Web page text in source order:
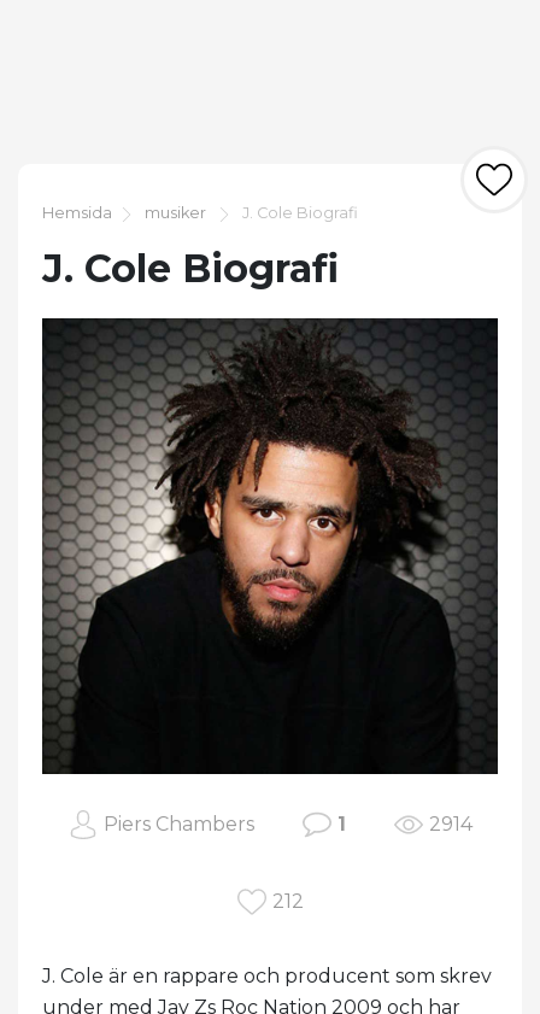
Hemsida musiker J. Cole Biografi
J. Cole Biografi
Piers Chambers 1 2914
212
J. Cole är en rappare och producent som skrev
under med Jay Zs Roc Nation 2009 och har